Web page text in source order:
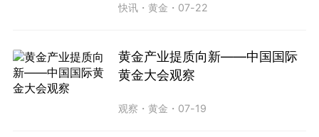
快讯 ・黄金 ・ 07-22
黄金产业提质向新——中国国际
黄金大会观察
观察 ・黄金 ・ 07-19